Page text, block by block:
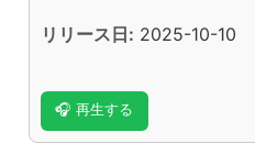
リリース日: 2025-10-10
🎧 再生する